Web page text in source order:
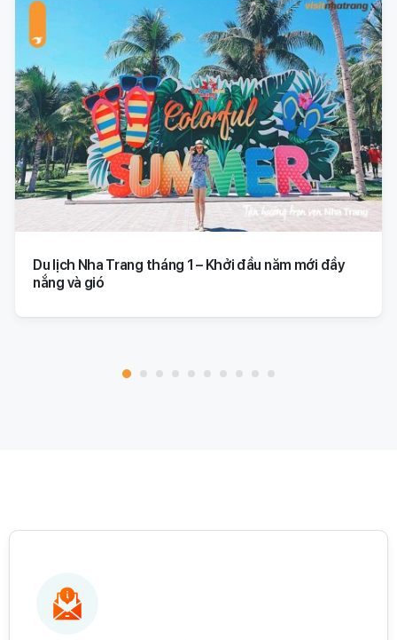
Du lịch Nha Trang tháng 1 – Khởi đầu năm mới đầy
nắng và gió